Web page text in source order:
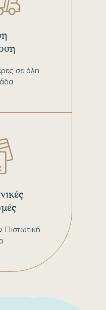
σε όλη
Πιστωτική